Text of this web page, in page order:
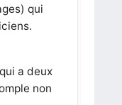
qui
a deux
non